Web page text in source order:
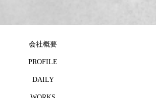
会社概要
PROFILE
DAILY